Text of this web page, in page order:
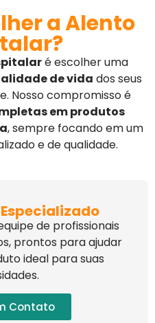
a Alento
é escolher uma
de vida dos seus
Nosso compromisso é
em produtos
, sempre focando em um
e de qualidade.
de profissionais
prontos para ajudar
ideal para suas
Contato